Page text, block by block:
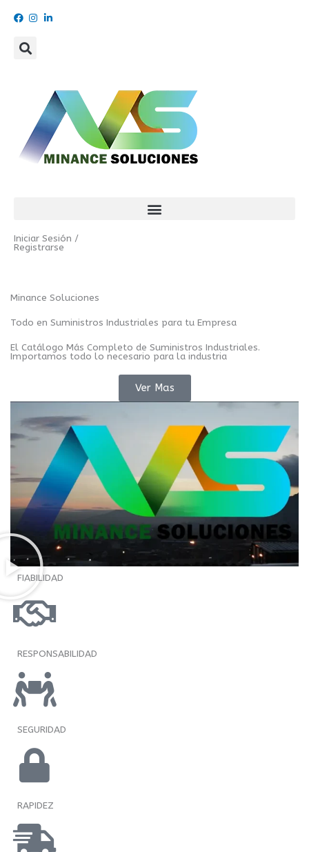
Iniciar Sesión /
Registrarse
Minance Soluciones
Todo en Suministros Industriales para tu Empresa
El Catálogo Más Completo de Suministros Industriales.
Importamos todo lo necesario para la industria
Ver Mas
FIABILIDAD
RESPONSABILIDAD
SEGURIDAD
RAPIDEZ